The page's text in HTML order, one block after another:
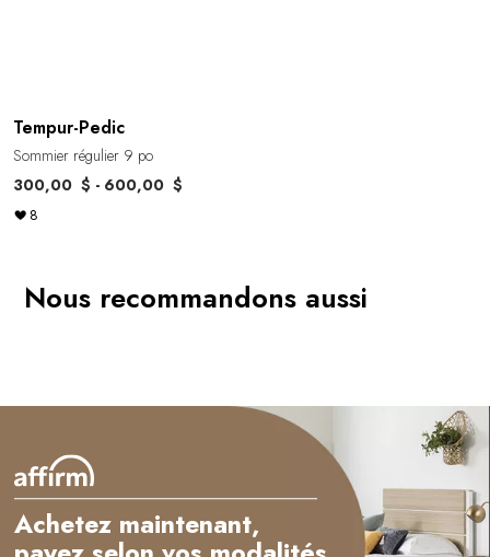
Tempur-Pedic
Sommier régulier 9 po
300,00 $ - 600,00 $
8
Nous recommandons aussi
Achetez maintenant,